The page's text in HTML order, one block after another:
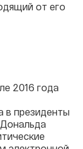
от его
2016 года
в президенты